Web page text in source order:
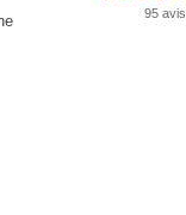
95 avis